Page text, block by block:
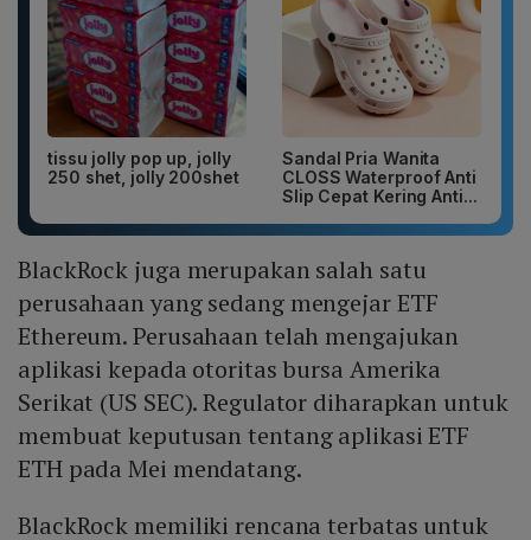
tissu jolly pop up, jolly
250 shet, jolly 200shet
Sandal Pria Wanita
CLOSS Waterproof Anti
Slip Cepat Kering Anti...
BlackRock juga merupakan salah satu
perusahaan yang sedang mengejar ETF
Ethereum. Perusahaan telah mengajukan
aplikasi kepada otoritas bursa Amerika
Serikat (US SEC). Regulator diharapkan untuk
membuat keputusan tentang aplikasi ETF
ETH pada Mei mendatang.
BlackRock memiliki rencana terbatas untuk